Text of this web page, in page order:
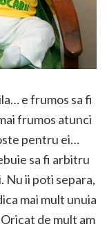
e frumos sa fi
frumos atunci
pentru ei…
sa fi arbitru
ii poti separa,
mai mult unuia
de mult am